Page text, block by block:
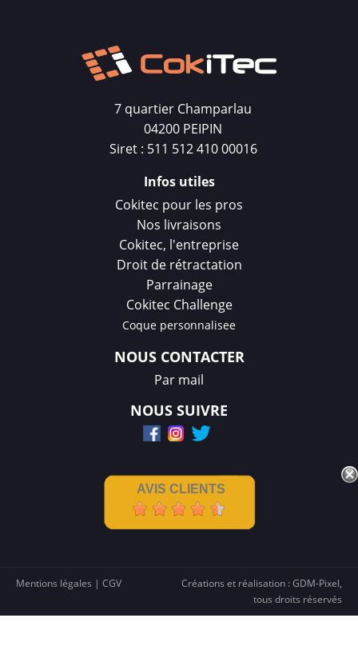
7 quartier Champarlau
04200 PEIPIN
Siret : 511 512 410 00016
Infos utiles
Cokitec pour les pros
Nos livraisons
Cokitec, l'entreprise
Droit de rétractation
Parrainage
Cokitec Challenge
Coque personnalisee
NOUS CONTACTER
Par mail
NOUS SUIVRE
AVIS CLIENTS
Mentions légales | CGV Créations et réalisation :GDM-Pixel,
tous droits réservés